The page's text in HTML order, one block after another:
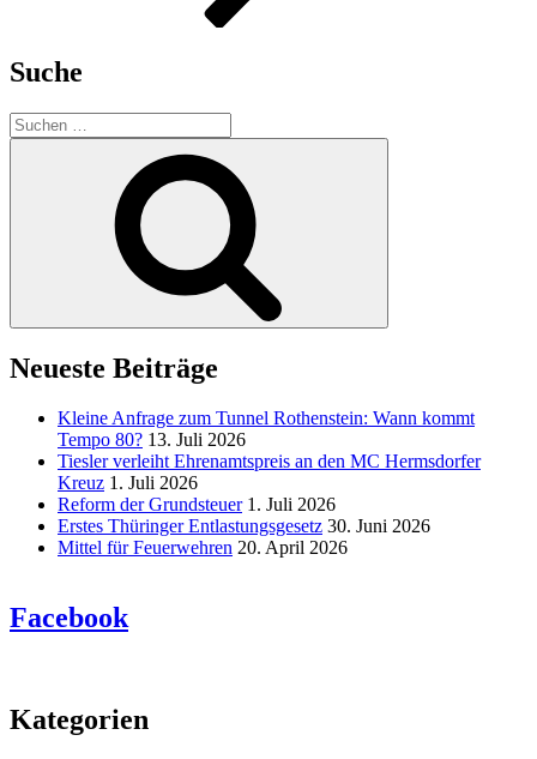
Suche
Suche
nach:
Neueste Beiträge
Kleine Anfrage zum Tunnel Rothenstein: Wann kommt
Tempo 80? 13. Juli 2026
Tiesler verleiht Ehrenamtspreis an den MC Hermsdorfer
Kreuz 1. Juli 2026
Reform der Grundsteuer 1. Juli 2026
Erstes Thüringer Entlastungsgesetz 30. Juni 2026
Mittel für Feuerwehren 20. April 2026
Facebook
Kategorien